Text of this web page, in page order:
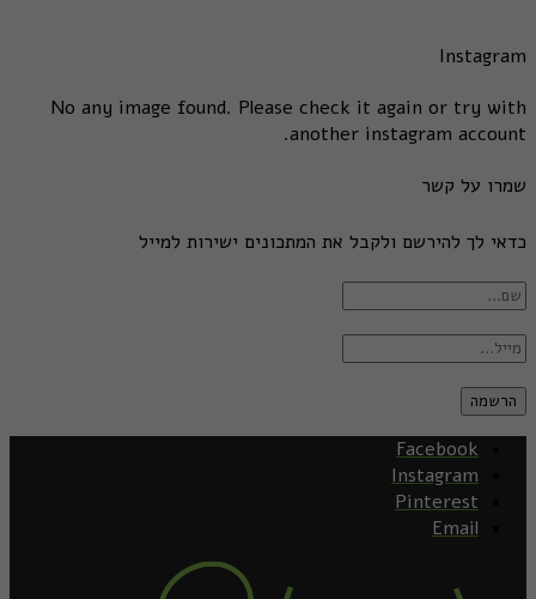
Instagram
No any image found. Please check it again or try with
another instagram account.
שמרו על קשר
כדאי לך להירשם ולקבל את המתכונים ישירות למייל
Facebook
Instagram
Pinterest
Email